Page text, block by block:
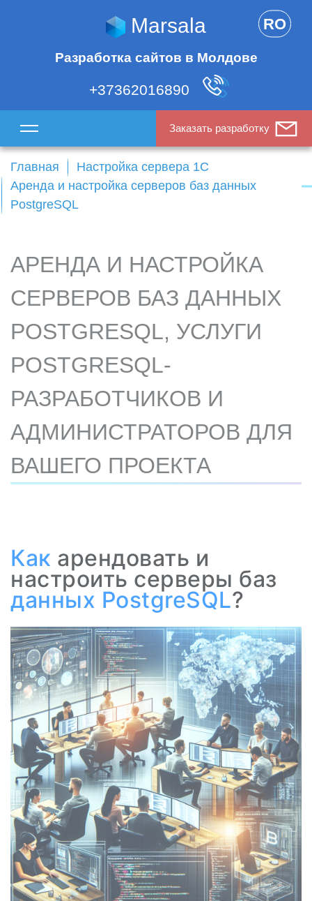
Marsala
Разработка сайтов в Молдове
+37362016890
RO
Заказать разработку
Главная
Настройка сервера 1С
Аренда и настройка серверов баз данных
PostgreSQL
АРЕНДА И НАСТРОЙКА
СЕРВЕРОВ БАЗ ДАННЫХ
POSTGRESQL, УСЛУГИ
POSTGRESQL-
РАЗРАБОТЧИКОВ И
АДМИНИСТРАТОРОВ ДЛЯ
ВАШЕГО ПРОЕКТА
Как арендовать и
настроить серверы баз
данных PostgreSQL?